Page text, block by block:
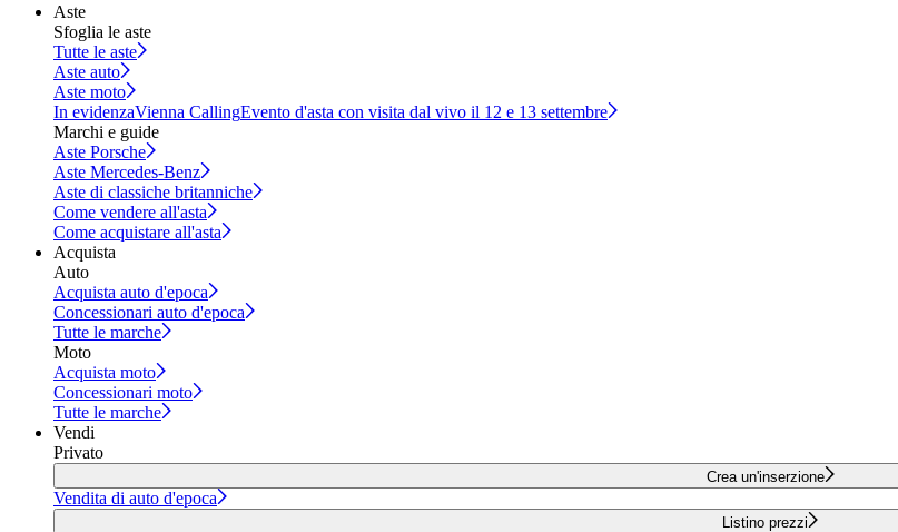
Aste
Sfoglia le aste
Tutte le aste
Aste auto
Aste moto
In evidenzaVienna CallingEvento d'asta con visita dal vivo il 12 e 13 settembre
Marchi e guide
Aste Porsche
Aste Mercedes-Benz
Aste di classiche britanniche
Come vendere all'asta
Come acquistare all'asta
Acquista
Auto
Acquista auto d'epoca
Concessionari auto d'epoca
Tutte le marche
Moto
Acquista moto
Concessionari moto
Tutte le marche
Vendi
Privato
Crea un'inserzione
Vendita di auto d'epoca
Listino prezzi